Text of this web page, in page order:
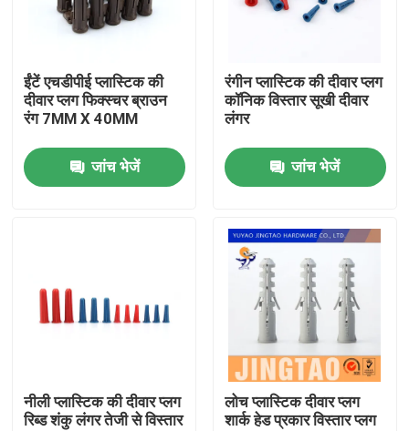
वीडियो
हमारे बारे में
गुणवत्ता नियंत्रण
एक बोली का अनुरोध
नायलॉन एंकर प्लग
ईंटें एचडीपीई प्लास्टिक की
दीवार प्लग फिक्स्चर ब्राउन
रंग 7MM X 40MM
जांच भेजें
रंगीन प्लास्टिक की दीवार प्लग
कॉनिक विस्तार सूखी दीवार
लंगर
जांच भेजें
नीली प्लास्टिक की दीवार प्लग
रिब्ड शंकु लंगर तेजी से विस्तार
लोच प्लास्टिक दीवार प्लग
शार्क हेड प्रकार विस्तार प्लग